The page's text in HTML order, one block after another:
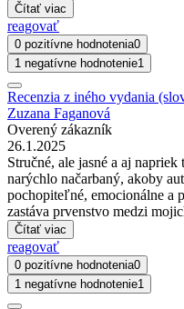
Čítať viac
reagovať
0 pozitívne hodnotenia0
1 negatívne hodnotenie1
Recenzia z iného vydania
Zuzana Faganová
Overený zákazník
26.1.2025
Stručné, ale jasné a aj
narýchlo načarbaný, akoby
pochopiteľné, emocionálne a
zastáva prvenstvo medzi
Čítať viac
reagovať
0 pozitívne hodnotenia0
1 negatívne hodnotenie1